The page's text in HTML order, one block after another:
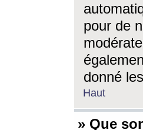
pour de
donné
Haut
» Que